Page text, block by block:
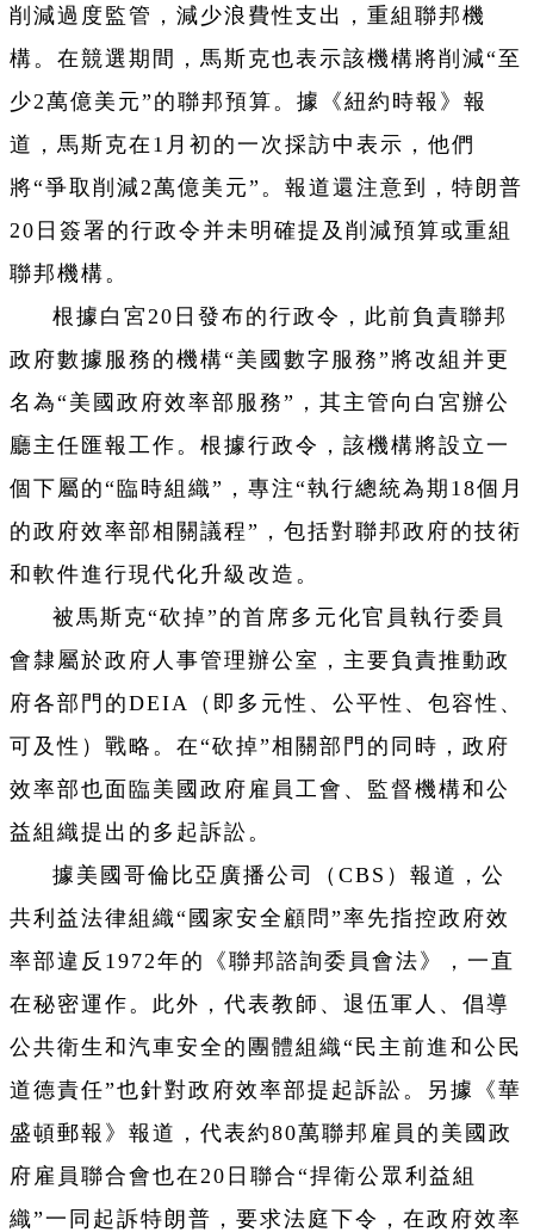
削減過度監管，減少浪費性支出，重組聯邦機
構。在競選期間，馬斯克也表示該機構將削減“至
少2萬億美元”的聯邦預算。據《紐約時報》報
道，馬斯克在1月初的一次採訪中表示，他們
將“爭取削減2萬億美元”。報道還注意到，特朗普
20日簽署的行政令并未明確提及削減預算或重組
聯邦機構。
根據白宮20日發布的行政令，此前負責聯邦
政府數據服務的機構“美國數字服務”將改組并更
名為“美國政府效率部服務”，其主管向白宮辦公
廳主任匯報工作。根據行政令，該機構將設立一
個下屬的“臨時組織”，專注“執行總統為期18個月
的政府效率部相關議程”，包括對聯邦政府的技術
和軟件進行現代化升級改造。
被馬斯克“砍掉”的首席多元化官員執行委員
會隸屬於政府人事管理辦公室，主要負責推動政
府各部門的DEIA（即多元性、公平性、包容性、
可及性）戰略。在“砍掉”相關部門的同時，政府
效率部也面臨美國政府雇員工會、監督機構和公
益組織提出的多起訴訟。
據美國哥倫比亞廣播公司（CBS）報道，公
共利益法律組織“國家安全顧問”率先指控政府效
率部違反1972年的《聯邦諮詢委員會法》，一直
在秘密運作。此外，代表教師、退伍軍人、倡導
公共衛生和汽車安全的團體組織“民主前進和公民
道德責任”也針對政府效率部提起訴訟。另據《華
盛頓郵報》報道，代表約80萬聯邦雇員的美國政
府雇員聯合會也在20日聯合“捍衛公眾利益組
織”一同起訴特朗普，要求法庭下令，在政府效率